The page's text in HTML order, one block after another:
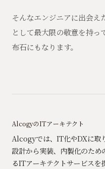
そんなエンジニアに出会え
として最大限の敬意を持っ
布石にもなります。
AlcogyのITアーキテクト
Alcogyでは、IT化やDXに取
設計から実装、内製化のた
るITアーキテクトサービスを